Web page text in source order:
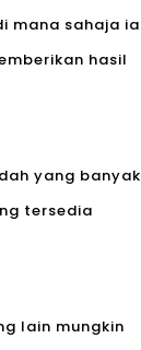
mana sahaja ia
hasil
yang banyak
tersedia
lain mungkin